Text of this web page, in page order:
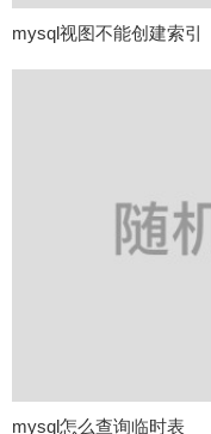
mysql视图不能创建索引
mysql怎么查询临时表